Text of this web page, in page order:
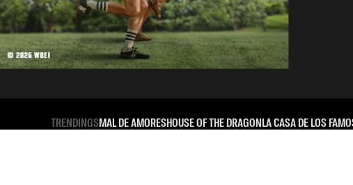
TRENDINGSMAL DE AMORESHOUSE OF THE DRAGONLA CASA DE LOS